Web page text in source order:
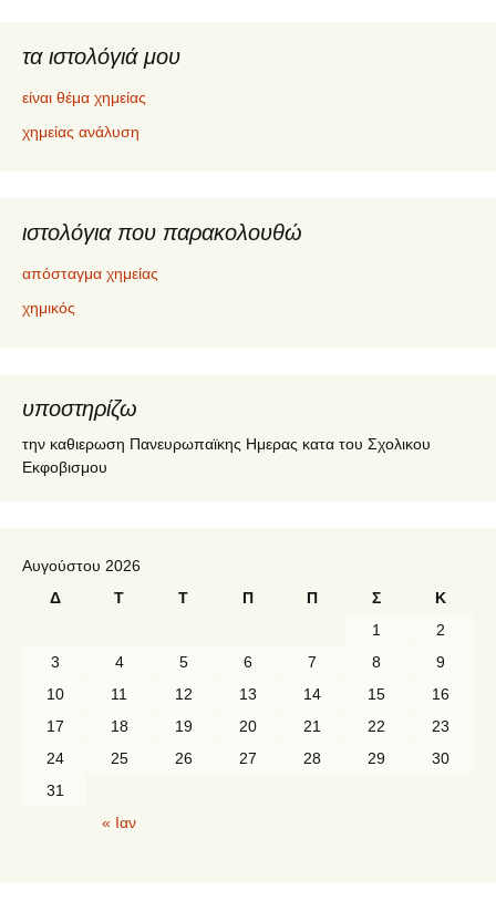
τα ιστολόγιά μου
είναι θέμα χημείας
χημείας ανάλυση
ιστολόγια που παρακολουθώ
απόσταγμα χημείας
χημικός
υποστηρίζω
την καθιερωση Πανευρωπαϊκης Ημερας κατα του Σχολικου
Εκφοβισμου
Αυγούστου 2026
Δ
Τ Τ Π Π Σ Κ
« Ιαν
1
2
3
4 5 6 7 8
9
10
11 12 13 14 15
16
17
18 19 20 21 22
23
24
25 26 27 28 29
30
31